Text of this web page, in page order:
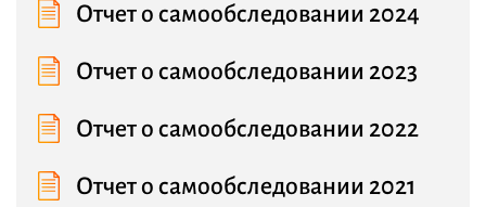
Отчет о самообследовании 2024
Отчет о самообследовании 2023
Отчет о самообследовании 2022
Отчет о самообследовании 2021